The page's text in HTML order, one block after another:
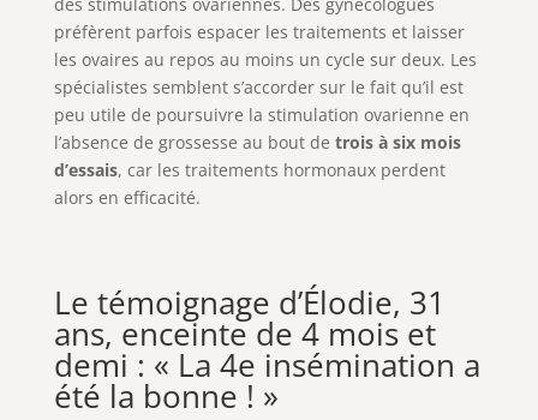
préfèrent parfois espacer les traitements et laisser
les ovaires au repos au moins un cycle sur deux. Les
spécialistes semblent s’accorder sur le fait qu’il est
peu utile de poursuivre la stimulation ovarienne en
l’absence de grossesse au bout de trois à six mois
d’essais, car les traitements hormonaux perdent
alors en efficacité.
Le témoignage d’Élodie, 31
ans, enceinte de 4 mois et
demi : « La 4e insémination a
été la bonne ! »